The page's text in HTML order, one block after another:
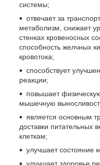
системы;
отвечает за
метаболизм, снижает
стенках кровеносных
способность желчных
кровотока;
способствует
реакции;
повышает
мышечную
является основным
доставки питательных
клеткам;
улучшает состояние